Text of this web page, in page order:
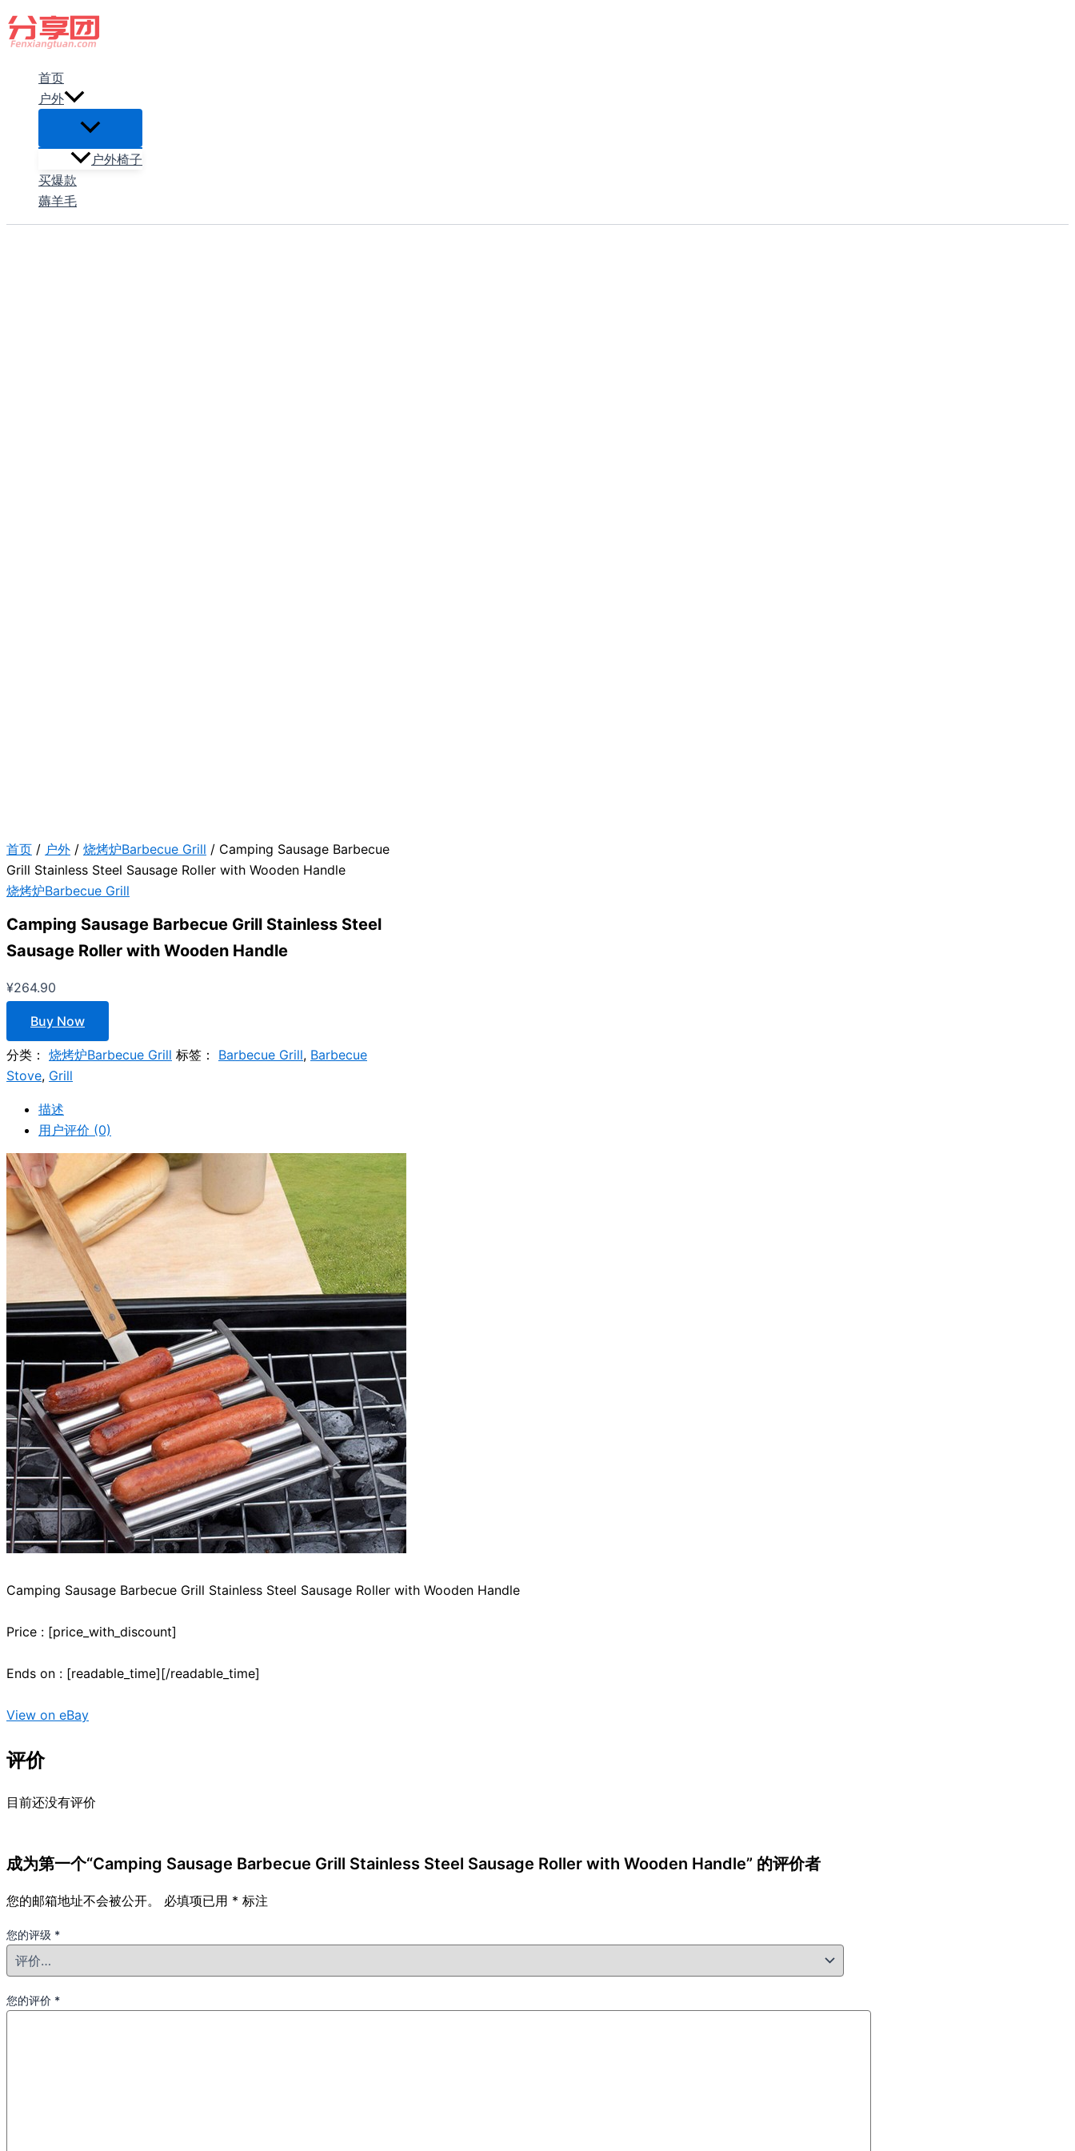
跳
至
首页
户外
户外椅子
买爆款
薅羊毛
首页 / 户外 / 烧烤炉Barbecue Grill / Camping Sausage Barbecue
Grill Stainless Steel Sausage Roller with Wooden Handle
烧烤炉Barbecue Grill
Camping Sausage Barbecue Grill Stainless Steel
Sausage Roller with Wooden Handle
¥264.90
Buy Now
分类： 烧烤炉Barbecue Grill 标签： Barbecue Grill, Barbecue
Stove, Grill
描述
用户评价 (0)
Camping Sausage Barbecue Grill Stainless Steel Sausage Roller with Wooden Handle
Price : [price_with_discount]
Ends on : [readable_time][/readable_time]
View on eBay
评价
目前还没有评价
成为第一个“Camping Sausage Barbecue Grill Stainless Steel Sausage Roller with Wooden Handle” 的评价者
您的邮箱地址不会被公开。 必填项已用 * 标注
您的评级 *
您的评价 *